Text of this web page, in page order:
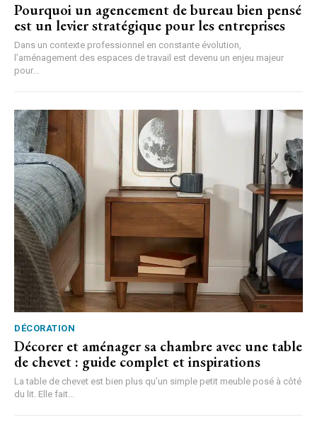
Pourquoi un agencement de bureau bien pensé
est un levier stratégique pour les entreprises
Dans un contexte professionnel en constante évolution,
l’aménagement des espaces de travail est devenu un enjeu majeur
pour...
DÉCORATION
Décorer et aménager sa chambre avec une table
de chevet : guide complet et inspirations
La table de chevet est bien plus qu’un simple petit meuble posé à côté
du lit. Elle fait...